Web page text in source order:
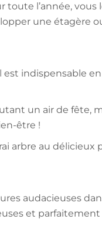
l’année, vous
une étagère
indispensable
un air de fête,
être !
arbre au délicieux
audacieuses
et